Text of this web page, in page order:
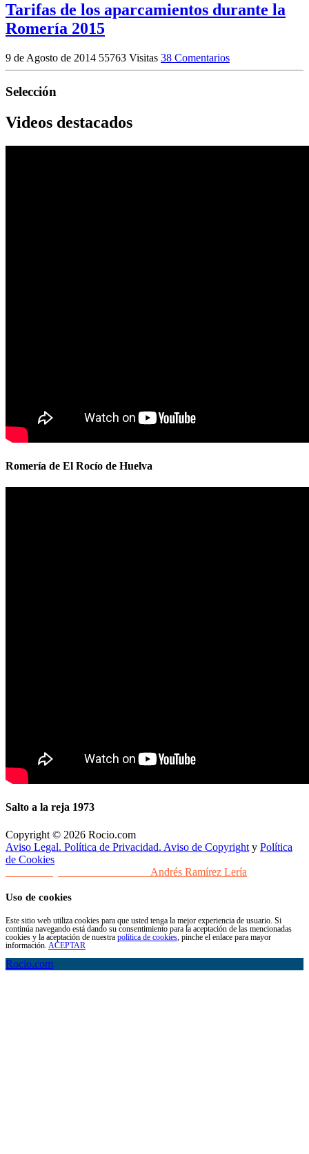
Tarifas de los aparcamientos durante la
Romería 2015
9 de Agosto de 2014 55763 Visitas 38 Comentarios
Selección
Videos destacados
Romería de El Rocío de Huelva
Salto a la reja 1973
Copyright © 2026 Rocio.com
Aviso Legal. Política de Privacidad. Aviso de Copyright y Política
de Cookies
Andrés Ramírez Lería
Uso de cookies
Este sitio web utiliza cookies para que usted tenga la mejor experiencia de usuario. Si
continúa navegando está dando su consentimiento para la aceptación de las mencionadas
cookies y la aceptación de nuestra política de cookies , pinche el enlace para mayor
información. ACEPTAR
Rocio.com